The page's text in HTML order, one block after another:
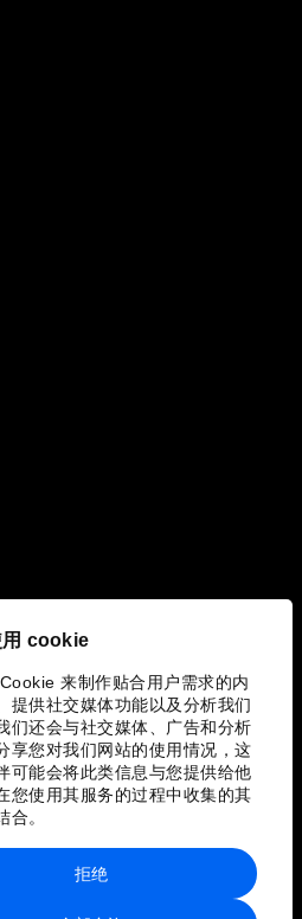
用 cookie
来制作贴合用户需求的内
提供社交媒体功能以及分析我们
们还会与社交媒体、广告和分析
享您对我们网站的使用情况，这
可能会将此类信息与您提供给他
您使用其服务的过程中收集的其
合。
拒绝